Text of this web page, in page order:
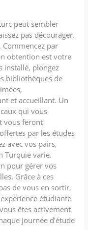
peut sembler
pas décourager.
par
obtention est votre
installé, plongez
bibliothèques de
et accueillant. Un
qui vous
vous feront
par les études
avec vos pairs,
Turquie varie.
pour gérer vos
Grâce à ces
de vous en sortir,
étudiante
êtes activement
journée d’étude